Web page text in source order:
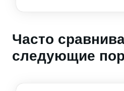
Часто
следующие